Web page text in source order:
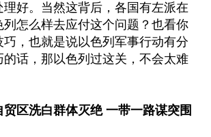
好。当然这背后，各国有左派在
怎么样去应付这个问题？也看你
巧，也就是说以色列军事行动有分
话，那以色列过这关，不会太难
贸区洗白群体灭绝 一带一路谋突围